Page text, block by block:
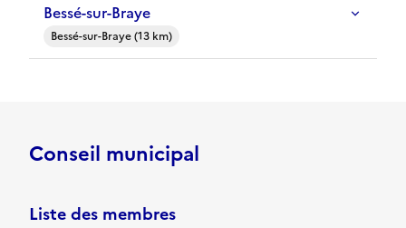
Bessé-sur-Braye
Bessé-sur-Braye (13 km)
Conseil municipal
Liste des membres